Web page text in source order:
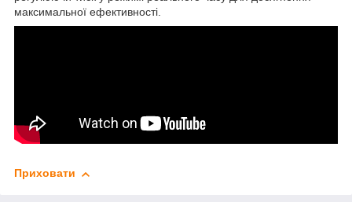
максимальної ефективності.
Приховати